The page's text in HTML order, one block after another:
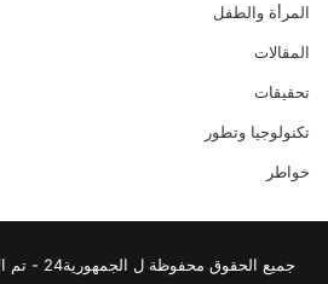
المرأة والطفل
المقالات
تحقيقات
تكنولوجيا وتطور
خواطر
جميع الحقوق محفوظة ل الجمهورية24 - تم الانشاء عن طريق فاست برو